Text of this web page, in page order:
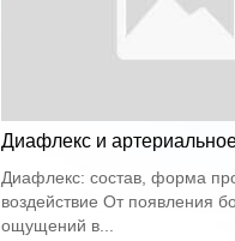
Диафлекс и
Диафлекс: состав, форма
воздействие От появления
ощущений в...